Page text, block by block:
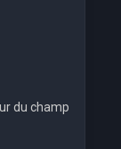
du champ